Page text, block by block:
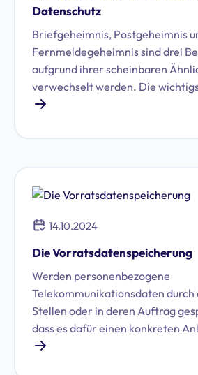
Datenschutz
Briefgeheimnis, Postgeheimnis
Fernmeldegeheimnis sind drei
aufgrund ihrer scheinbaren
verwechselt werden. Die
diesem Thema.
14.10.2024
Die Vorratsdatenspeicherung
Werden personenbezogene
Telekommunikationsdaten
Stellen oder in deren Auftrag
dass es dafür einen konkreten
man von